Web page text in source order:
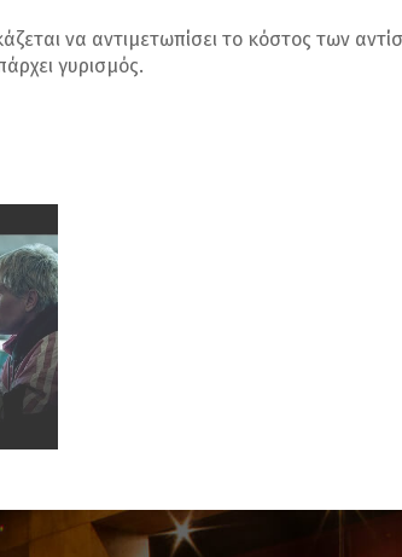
να αντιμετωπίσει το κόστος των
γυρισμός.